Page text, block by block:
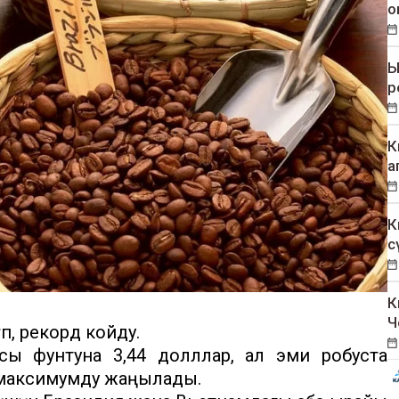
рекорд койду.
фунтуна 3,44 долллар, ал эми робуста
жаңылады.